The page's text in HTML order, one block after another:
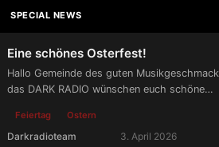
SPECIAL NEWS
Eine schönes Osterfest!
Hallo Gemeinde des guten
das DARK RADIO wünschen euch schöne
Eier.
Feiertag Ostern
Darkradioteam 3. April 2026